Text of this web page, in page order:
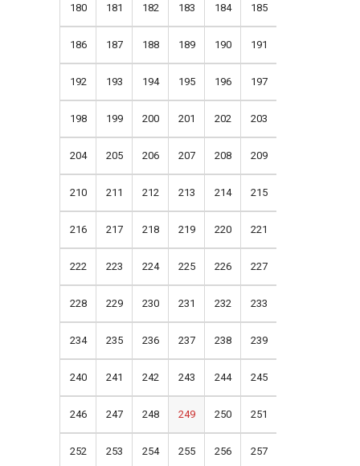
180 181 182 183 184 185
186 187 188 189 190 191
192 193 194 195 196 197
198 199 200 201 202 203
204 205 206 207 208 209
210 211 212 213 214 215
216 217 218 219 220 221
222 223 224 225 226 227
228 229 230 231 232 233
234 235 236 237 238 239
240 241 242 243 244 245
246 247 248 249 250 251
252 253 254 255 256 257